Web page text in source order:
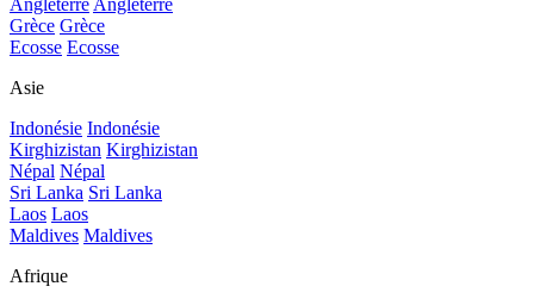
AngleterreAngleterre
Grèce Grèce
Ecosse Ecosse
Asie
Indonésie Indonésie
Kirghizistan Kirghizistan
Népal Népal
Sri Lanka Sri Lanka
Laos Laos
Maldives Maldives
Afrique